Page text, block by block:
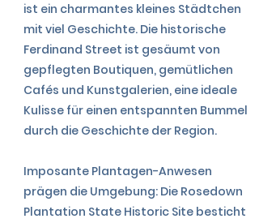
ist ein charmantes kleines Städtchen
mit viel Geschichte. Die historische
Ferdinand Street ist gesäumt von
gepflegten Boutiquen, gemütlichen
Cafés und Kunstgalerien, eine ideale
Kulisse für einen entspannten Bummel
durch die Geschichte der Region.
Imposante Plantagen-Anwesen
prägen die Umgebung: Die Rosedown
Plantation State Historic Site besticht